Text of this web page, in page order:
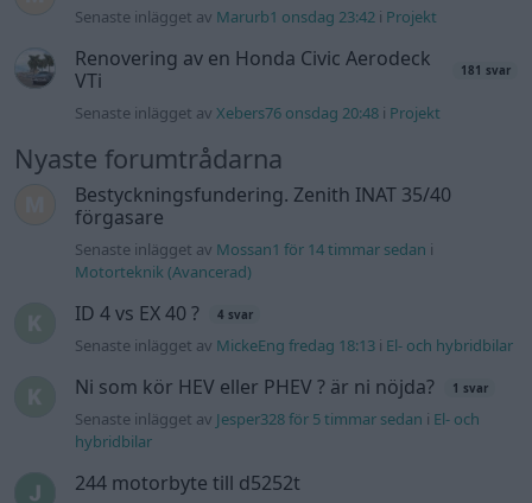
Senaste inlägget av Marurb1 onsdag 23:42 i Projekt
Renovering av en Honda Civic Aerodeck
VTi
181 svar
Senaste inlägget avXebers76 onsdag 20:48 i Projekt
Nyaste forumtrådarna
Bestyckningsfundering. Zenith INAT 35/40
förgasare
Senaste inlägget av Mossan1 för 14 timmar sedan i
Motorteknik (Avancerad)
ID 4 vs EX 40 ? 4 svar
Senaste inlägget av MickeEng fredag 18:13 i El- och hybridbilar
Ni som kör HEV eller PHEV ? är ni nöjda? 1 svar
Senaste inlägget av Jesper328 för 5 timmar sedan i El- och
hybridbilar
244 motorbyte till d5252t